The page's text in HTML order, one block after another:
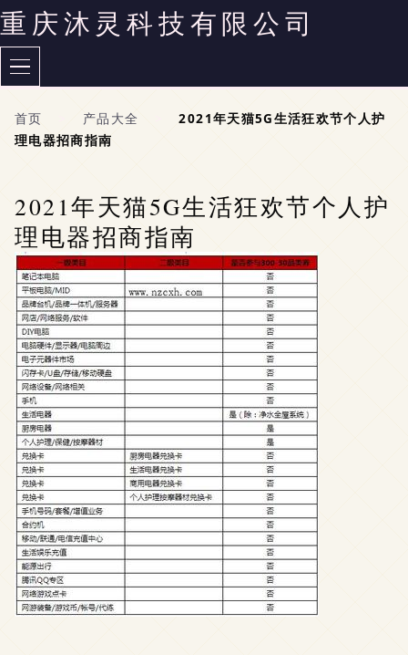
重庆沐灵科技有限公司
首页 产品大全
2021年天猫5G生活狂欢节个人护
理电器招商指南
2021年天猫5G生活狂欢节个人护
理电器招商指南